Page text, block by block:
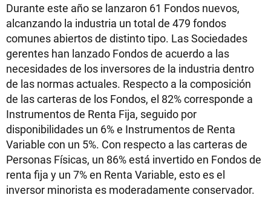
Durante este año se lanzaron 61 Fondos nuevos,
alcanzando la industria un total de 479 fondos
comunes abiertos de distinto tipo. Las Sociedades
gerentes han lanzado Fondos de acuerdo a las
necesidades de los inversores de la industria dentro
de las normas actuales. Respecto a la composición
de las carteras de los Fondos, el 82% corresponde a
Instrumentos de Renta Fija, seguido por
disponibilidades un 6% e Instrumentos de Renta
Variable con un 5%. Con respecto a las carteras de
Personas Físicas, un 86% está invertido en Fondos de
renta fija y un 7% en Renta Variable, esto es el
inversor minorista es moderadamente conservador.